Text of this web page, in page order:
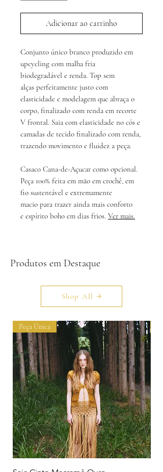
Adicionar ao carrinho
Conjunto único branco produzido em
upcycling com malha fria
biodegradável e renda. Top sem
alças perfeitamente justo com
elasticidade e modelagem que abraça o
corpo, finalizado com renda em recorte
V frontal. Saia com elasticidade no cós e
camadas de tecido finalizado com renda,
trazendo movimento e fluidez a peça.
Casaco Cana-de-Açucar como opcional.
Peça 100% feita em mão em crochê, em
fio sustentável e extremamente
macio para trazer ainda mais conforto
e espírito boho em dias frios. Ver mais.
Produtos em Destaque
Shop All
Peça Única